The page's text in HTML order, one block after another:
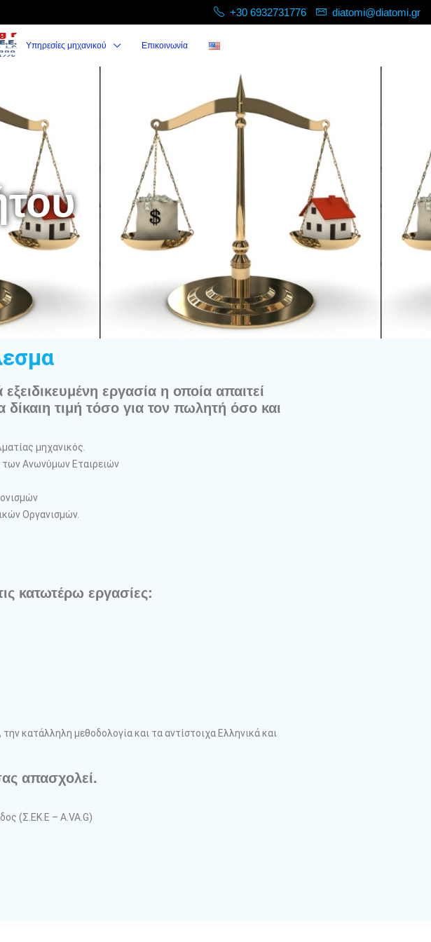
+30 6932731776 diatomi@diatomi.gr
Υπηρεσίες μηχανικού Επικοινωνία
εργασία η οποία απαιτεί
δίκαιη τιμή τόσο για τον πωλητή όσο και
μηχανικός.
των Ανωνύμων Εταιρειών
Οργανισμών.
κατωτέρω εργασίες:
κατάλληλη μεθοδολογία και τα αντίστοιχα Ελληνικά και
απασχολεί.
(Σ.ΕΚ.Ε – A.VA.G)